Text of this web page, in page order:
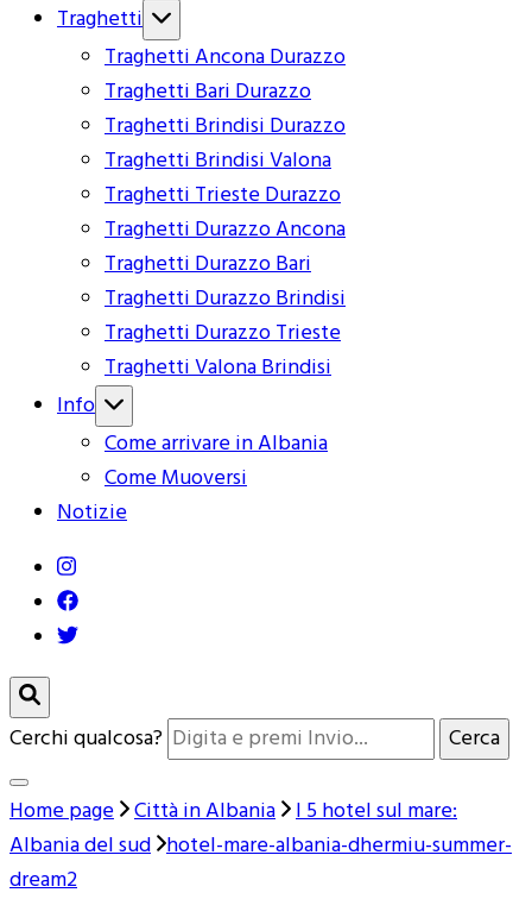
Traghetti
Traghetti Ancona Durazzo
Traghetti Bari Durazzo
Traghetti Brindisi Durazzo
Traghetti Brindisi Valona
Traghetti Trieste Durazzo
Traghetti Durazzo Ancona
Traghetti Durazzo Bari
Traghetti Durazzo Brindisi
Traghetti Durazzo Trieste
Traghetti Valona Brindisi
Info
Come arrivare in Albania
Come Muoversi
Notizie
Cerchi qualcosa?
Home page Città in Albania I 5 hotel sul mare:
Albania del sud hotel-mare-albania-dhermiu-summer-
dream2